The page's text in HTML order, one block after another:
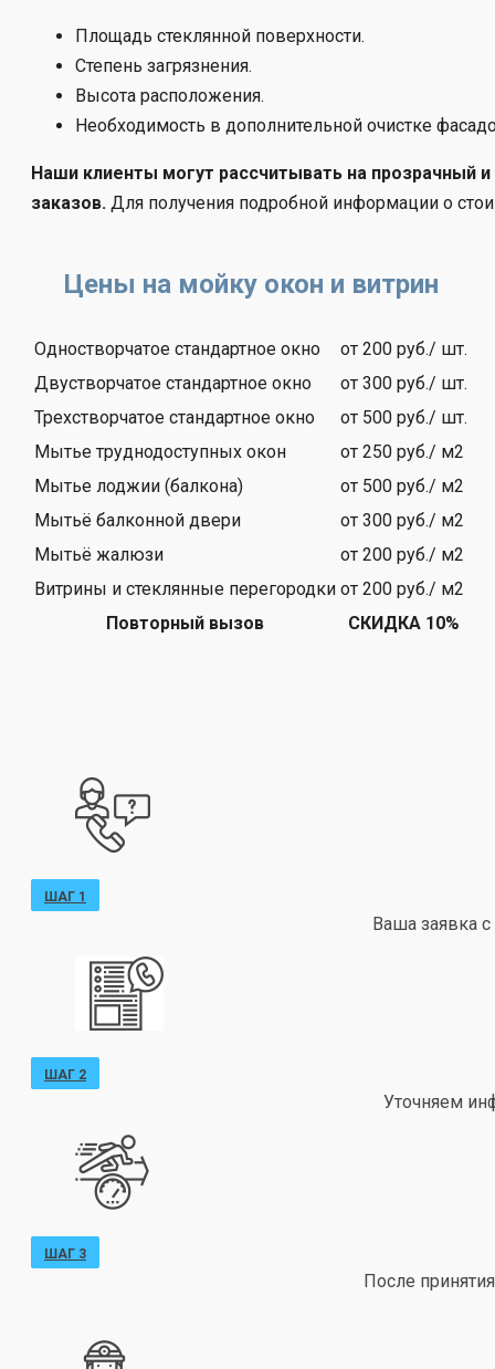
Площадь стеклянной поверхности.
Степень загрязнения.
Высота расположения.
Необходимость в дополнительной очистке
Наши клиенты могут рассчитывать на прозрачный
заказов. Для получения подробной информации о
Цены на мойку окон и витрин
Одностворчатое стандартное окно
от 200 руб./ шт.
Двустворчатое стандартное окно
от 300 руб./ шт.
Трехстворчатое стандартное окно
от 500 руб./ шт.
Мытье труднодоступных окон
от 250 руб./ м2
Мытье лоджии (балкона)
от 500 руб./ м2
Мытьё балконной двери
от 300 руб./ м2
Мытьё жалюзи
от 200 руб./ м2
Витрины и стеклянные перегородки от 200 руб./ м2
Повторный вызов
СКИДКА 10%
ШАГ 1
Ваша заявка
ШАГ 2
Уточняем
ШАГ 3
После